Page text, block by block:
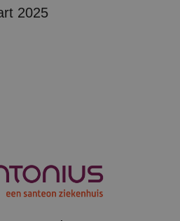
2025